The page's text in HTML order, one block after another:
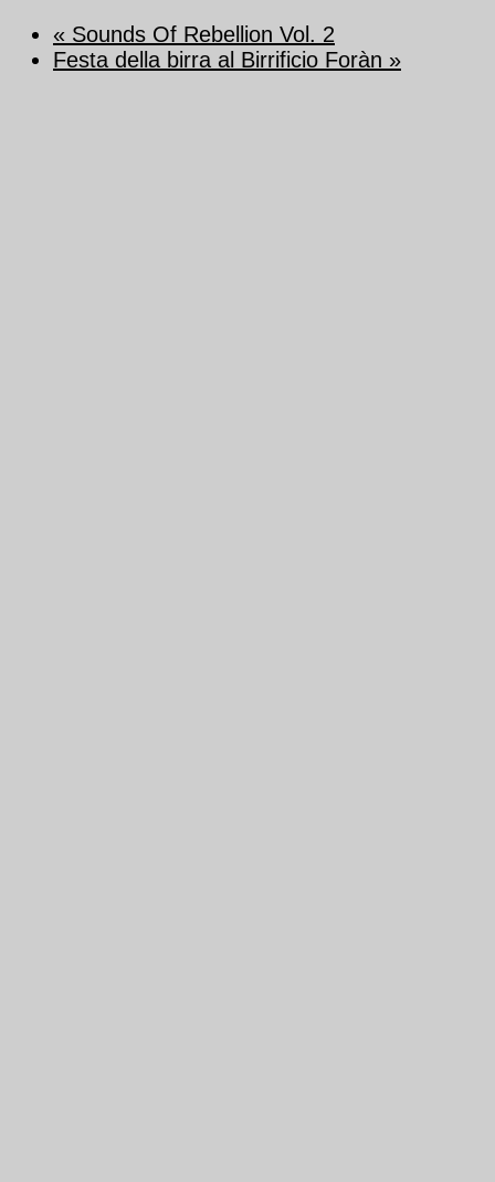
« Sounds Of Rebellion Vol. 2
Festa della birra al Birrificio Foràn »